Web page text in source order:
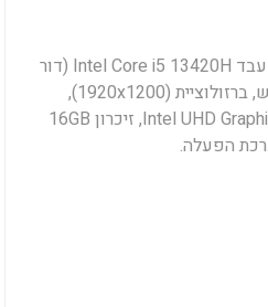
מחשב נייד Asus VivoBook 16 עם מעבד Intel Core i5 13420H (דור
13, 2.1Ghz),מסך IPS בגודל 16 אינטש, ברזולוציית (1920x1200),
בקצב רענון של 60Hz,כרטיס גרפי Intel UHD Graphics, זיכרון 16GB